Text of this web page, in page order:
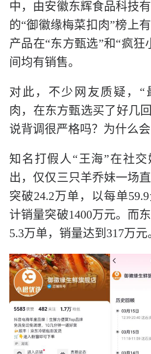
中，由安徽东辉食品科技
的“御徽缘梅菜扣肉”榜上
产品在“东方甄选”和“疯狂
间均有销售。
对此，不少网友质疑，“
肉，在东方甄选买了好几
说背调很严格吗？为什么
知名打假人“王海”在社
出，仅仅三只羊乔妹一场
突破24.2万单，以每单
计销量突破1400万元。而
5.3万单，销量达到317万元